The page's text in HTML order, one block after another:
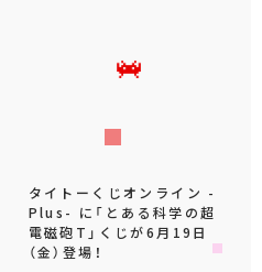
タイトーくじオンライン -
Plus- に「とある科学の超
電磁砲T」くじが6月19日
（金）登場！